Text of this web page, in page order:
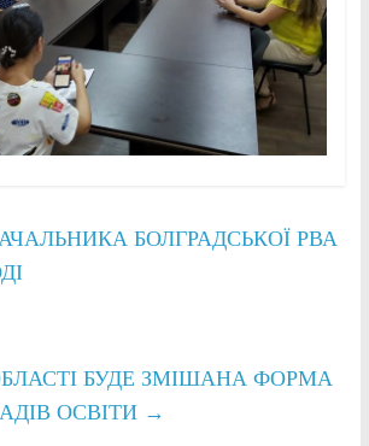
БОЛГРАДСЬКОЇ РВА
БУДЕ ЗМІШАНА ФОРМА
ОСВІТИ →